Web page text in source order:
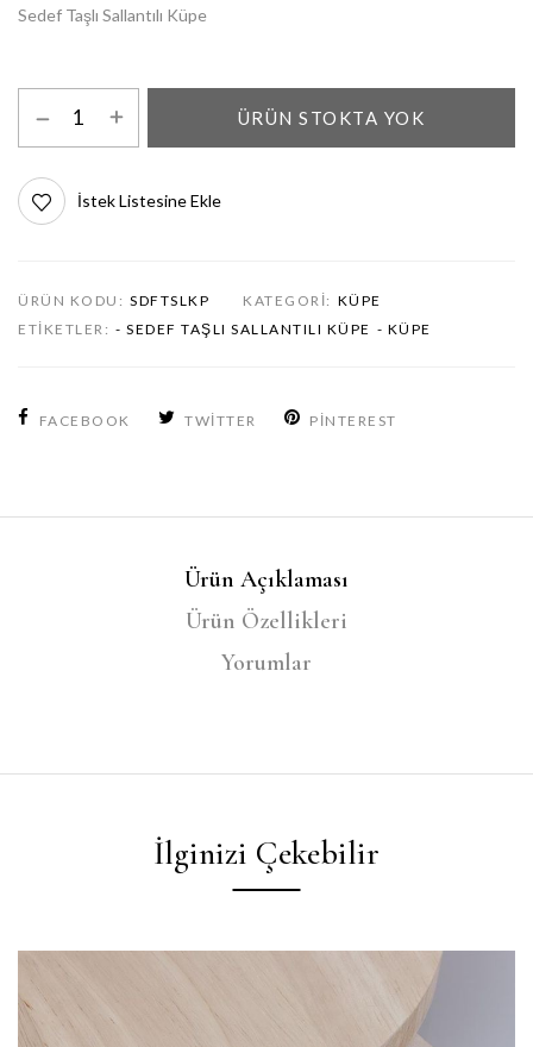
Sedef Taşlı Sallantılı Küpe
ÜRÜN STOKTA YOK
İstek Listesine Ekle
ÜRÜN KODU: SDFTSLKP KATEGORI: KÜPE
ETIKETLER: - SEDEF TAŞLI SALLANTILI KÜPE - KÜPE
FACEBOOK TWITTER PINTEREST
Ürün Açıklaması
Ürün Özellikleri
Yorumlar
İlginizi Çekebilir